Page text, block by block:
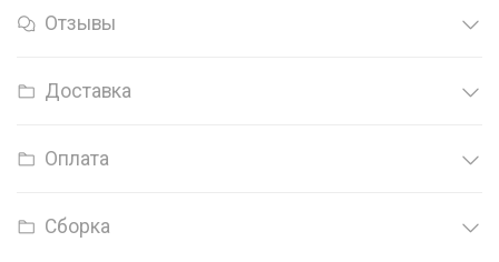
Отзывы
Доставка
Оплата
Сборка